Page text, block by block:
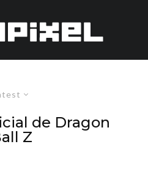
de Dragon
Z